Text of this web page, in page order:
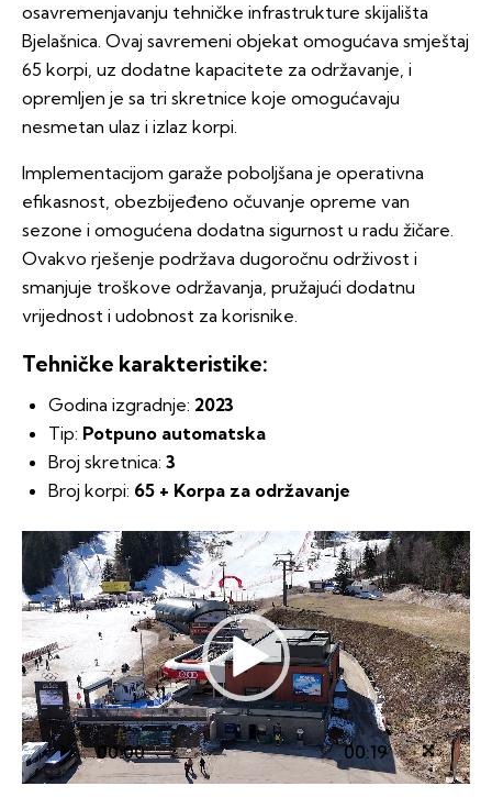
osavremenjavanju tehničke infrastrukture skijališta
Bjelašnica. Ovaj savremeni objekat omogućava smještaj
65 korpi, uz dodatne kapacitete za održavanje, i
opremljen je sa tri skretnice koje omogućavaju
nesmetan ulaz i izlaz korpi.
Implementacijom garaže poboljšana je operativna
efikasnost, obezbijeđeno očuvanje opreme van
sezone i omogućena dodatna sigurnost u radu žičare.
Ovakvo rješenje podržava dugoročnu održivost i
smanjuje troškove održavanja, pružajući dodatnu
vrijednost i udobnost za korisnike.
Tehničke karakteristike:
Godina izgradnje: 2023
Tip: Potpuno automatska
Broj skretnica: 3
Broj korpi: 65 + Korpa za održavanje
Video
Player
00:00 00:19